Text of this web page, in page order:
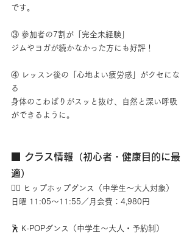
です。
③ 参加者の7割が「完全未経験」
ジムやヨガが続かなかった方にも好評！
④ レッスン後の「心地よい疲労感」がクセにな
る
身体のこわばりがスッと抜け、自然と深い呼吸
ができるように。
■ クラス情報（初心者・健康目的に最
適）
🧍‍♀️ ヒップホップダンス（中学生～大人対象）
日曜 11:05〜11:55／月会費：4,980円
🕺 K-POPダンス（中学生～大人・予約制）